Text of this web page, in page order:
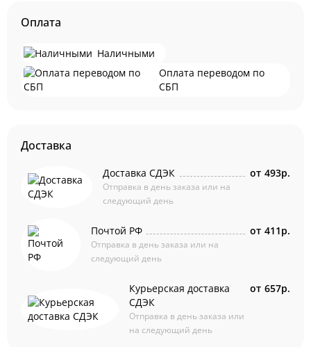
Оплата
Наличными
Оплата переводом по
СБП
Доставка
Доставка СДЭК
Отправка в день заказа или на
следующий день
от 493р.
Почтой РФ
Отправка в день заказа или на
следующий день
от 411р.
Курьерская доставка
СДЭК
Отправка в день заказа или
на следующий день
от 657р.